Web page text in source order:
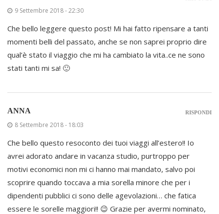
9 Settembre 2018 - 22:30
Che bello leggere questo post! Mi hai fatto ripensare a tanti
momenti belli del passato, anche se non saprei proprio dire
qual’è stato il viaggio che mi ha cambiato la vita..ce ne sono
stati tanti mi sa! 🙂
ANNA
8 Settembre 2018 - 18:03
Che bello questo resoconto dei tuoi viaggi all’estero!! Io
avrei adorato andare in vacanza studio, purtroppo per
motivi economici non mi ci hanno mai mandato, salvo poi
scoprire quando toccava a mia sorella minore che per i
dipendenti pubblici ci sono delle agevolazioni… che fatica
essere le sorelle maggiori!! 😉 Grazie per avermi nominato,
RISPONDI